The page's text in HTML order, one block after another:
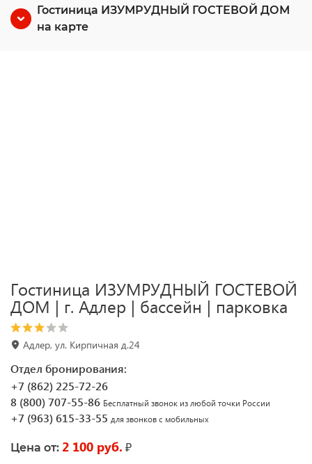
Гостиница ИЗУМРУДНЫЙ ГОСТЕВОЙ ДОМ
на карте
Гостиница ИЗУМРУДНЫЙ ГОСТЕВОЙ
ДОМ | г. Адлер | бассейн | парковка
Адлер, ул. Кирпичная д.24
Отдел бронирования:
+7 (862) 225-72-26
8 (800) 707-55-86 Бесплатный звонок из любой точки России
+7 (963) 615-33-55 для звонков с мобильных
Цена от: 2 100 руб. ₽